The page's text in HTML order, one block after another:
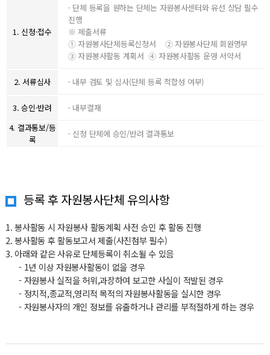
1. 신청·접수
· 단체 등록을 원하는 단체는 자원봉사센터와 유선 상담 필수
진행
※ 제출서류
➀ 자원봉사단체등록신청서 ➁ 자원봉사단체 회원명부
➂ 자원봉사활동 계획서 ➃ 자원봉사활동 운영 서약서
2. 서류심사 · 내부 검토 및 심사(단체 등록 적합성 여부)
3. 승인·반려
· 내부결재
4. 결과통보/등
록
· 신청 단체에 승인/반려 결과통보
등록 후 자원봉사단체 유의사항
1. 봉사활동 시 자원봉사 활동계획 사전 승인 후 활동 진행
2. 봉사활동 후 활동보고서 제출(사진첨부 필수)
3. 아래와 같은 사유로 단체등록이 취소될 수 있음
- 1년 이상 자원봉사활동이 없을 경우
- 자원봉사 실적을 허위,과장하여 보고한 사실이 적발된 경우
- 정치적,종교적,영리적 목적의 자원봉사활동을 실시한 경우
- 자원봉사자의 개인 정보를 유출하거나 관리를 부적절하게 하는 경우